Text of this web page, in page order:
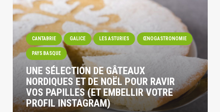
CANTABRIE GALICE LES ASTURIES ŒNOGASTRONOMIE
PAYS BASQUE
UNE SÉLECTION DE GÂTEAUX
NORDIQUES ET DE NOËL POUR RAVIR
VOS PAPILLES (ET EMBELLIR VOTRE
PROFIL INSTAGRAM)